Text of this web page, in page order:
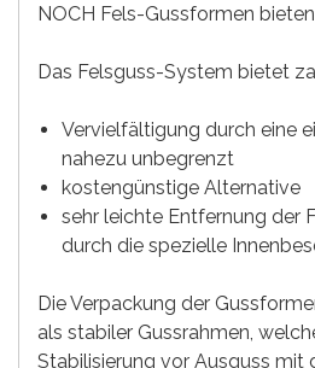
NOCH Fels-Gussformen
Das Felsguss-System bietet
Vervielfältigung durch eine
nahezu unbegrenzt
kostengünstige Alternative
sehr leichte Entfernung der
durch die spezielle
Die Verpackung der
als stabiler Gussrahmen,
Stabilisierung vor Ausguss mit